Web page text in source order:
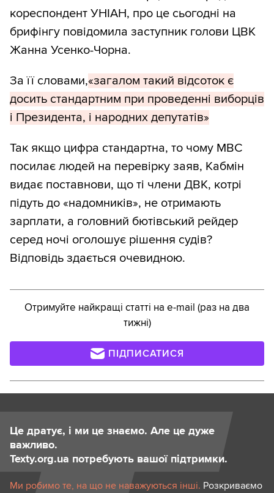
кореспондент УНІАН, про це сьогодні на
брифінгу повідомила заступник голови ЦВК
Жанна Усенко-Чорна.
За її словами,«загалом такий відсоток є
досить стандартним при проведенні виборців
і Президента, і народних депутатів»
Так якщо цифра стандартна, то чому МВС
посилає людей на перевірку заяв, Кабмін
видає поставнови, що ті члени ДВК, котрі
підуть до «надомників», не отримають
зарплати, а головний бютівський рейдер
серед ночі оголошує рішення судів?
Відповідь здається очевидною.
Отримуйте найкращі статті на e-mail (раз на два
тижні)
ПІДПИСАТИСЯ
Це дратує, і ми це знаємо. Але це дуже
важливо.
Texty.org.ua потребують вашої підтримки.
Ми робимо те, на що не наважуються інші. Розкриваємо